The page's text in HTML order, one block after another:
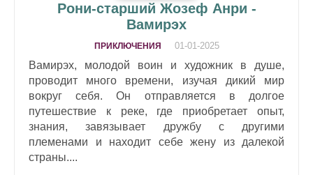
Рони-старший Жозеф Анри -
Вамирэх
ПРИКЛЮЧЕНИЯ 01-01-2025
Вамирэх, молодой воин и художник в душе,
проводит много времени, изучая дикий мир
вокруг себя. Он отправляется в долгое
путешествие к реке, где приобретает опыт,
знания, завязывает дружбу с другими
племенами и находит себе жену из далекой
страны....